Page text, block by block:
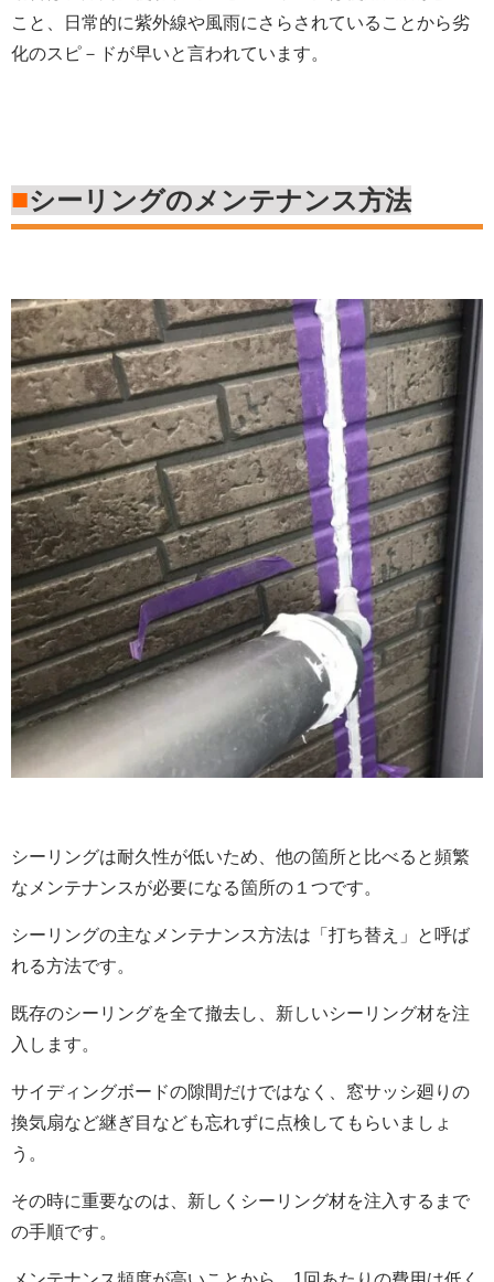
こと、日常的に紫外線や風雨にさらされていることから劣
化のスピ－ドが早いと言われています。
■シーリングのメンテナンス方法
シーリングは耐久性が低いため、他の箇所と比べると頻繁
なメンテナンスが必要になる箇所の１つです。
シーリングの主なメンテナンス方法は「打ち替え」と呼ば
れる方法です。
既存のシーリングを全て撤去し、新しいシーリング材を注
入します。
サイディングボードの隙間だけではなく、窓サッシ廻りの
換気扇など継ぎ目なども忘れずに点検してもらいましょ
う。
その時に重要なのは、新しくシーリング材を注入するまで
の手順です。